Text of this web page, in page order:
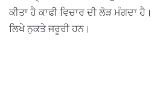
ਕੀਤਾ ਹੈ ਕਾਫੀ ਵਿਚਾਰ ਦੀ ਲੋੜ ਮੰਗਦਾ
ਲਿਖੇ ਨੁਕਤੇ ਜਰੂਰੀ ਹਨ।